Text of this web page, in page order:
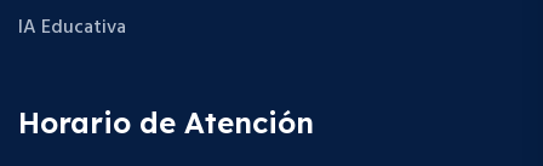
IA Educativa
Horario de Atención